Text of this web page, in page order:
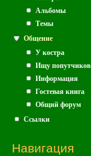
Альбомы
Темы
Общение
У костра
Ищу попутчиков
Информация
Гостевая книга
Общий форум
Ссылки
Навигация